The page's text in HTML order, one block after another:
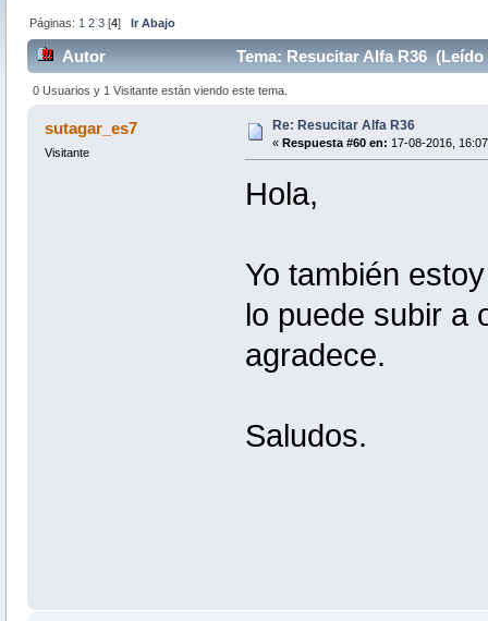
Páginas: 1 2 3 [4]Ir Abajo
Autor Tema: Resucitar Alfa R36 (Leído
0 Usuarios y 1 Visitante están viendo este tema.
sutagar_es7
Visitante
Re: Resucitar Alfa R36
« Respuesta #60 en: 17-08-2016,
Hola,
Yo también
lo puede subir a
agradece.
Saludos.